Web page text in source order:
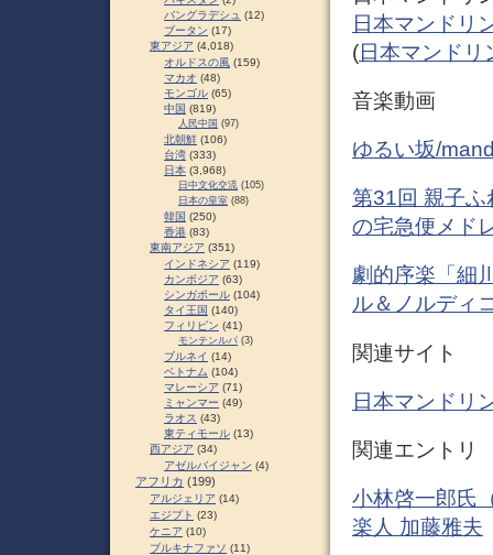
日本マンドリ
(日本マンド
音楽動画
ゆるい坂/
第31回 親子ふ
の宅急便メド
劇的序楽「細
ル＆ノルディ
関連サイト
日本マンドリ
関連エントリ
小林啓一郎氏
楽人 加藤雅夫
バングラデシュ (12)
ブータン (17)
東アジア (4,018)
オルドスの風 (159)
マカオ (48)
モンゴル (65)
中国 (819)
人民中国 (97)
北朝鮮 (106)
台湾 (333)
日本 (3,968)
日中文化交流 (105)
日本の皇室 (88)
韓国 (250)
香港 (83)
東南アジア (351)
インドネシア (119)
カンボジア (63)
シンガポール (104)
タイ王国 (140)
フィリピン (41)
モンテンルパ (3)
ブルネイ (14)
ベトナム (104)
マレーシア (71)
ミャンマー (49)
ラオス (43)
東ティモール (13)
西アジア (34)
アゼルバイジャン (4)
アフリカ (199)
アルジェリア (14)
エジプト (23)
ケニア (10)
ブルキナファソ (11)